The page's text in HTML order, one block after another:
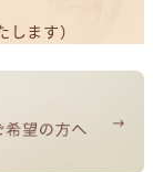
ます）